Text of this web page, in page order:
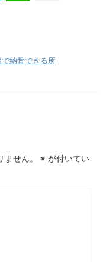
で納骨できる所
せん。 ※ が付いてい